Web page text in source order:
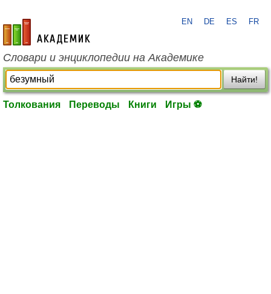
academic.ru
EN DE ES FR
Словари и энциклопедии на Академике
Найти!
Толкования Переводы Книги Игры ⚽